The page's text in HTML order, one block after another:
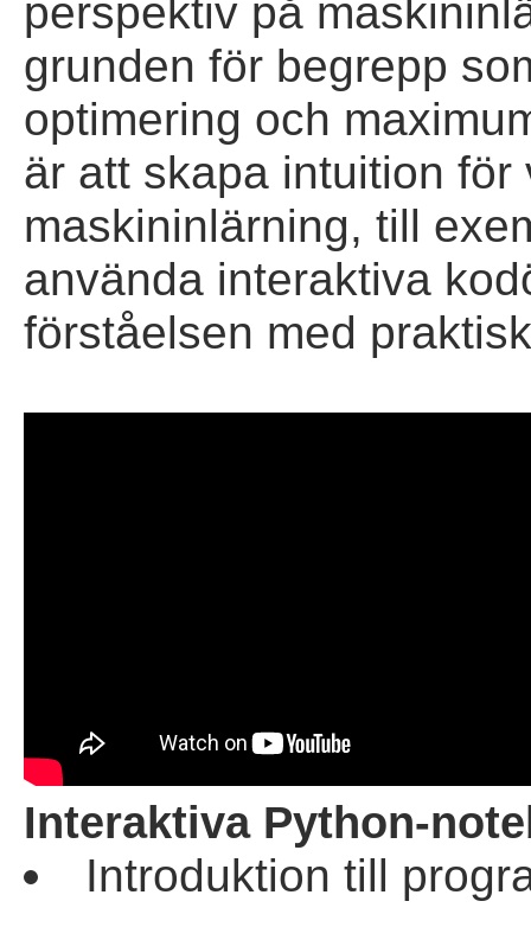
perspektiv på
grunden för begrepp
optimering och
är att skapa intuition
maskininlärning, till
använda interaktiva
förståelsen med
Interaktiva Python-
Introduktion till